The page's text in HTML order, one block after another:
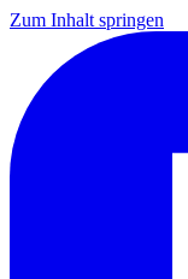
Zum Inhalt springen